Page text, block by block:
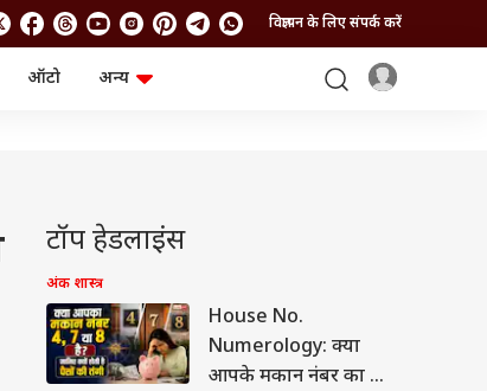
विज्ञापन के लिए संपर्क करें
ऑटो
अन्य
आईपीओ
फोटो गैलरी
वीडियो
टॉप हेडलाइंस
अंक शास्त्र
House No.
Numerology: क्या
आपके मकान नंबर का जोड़